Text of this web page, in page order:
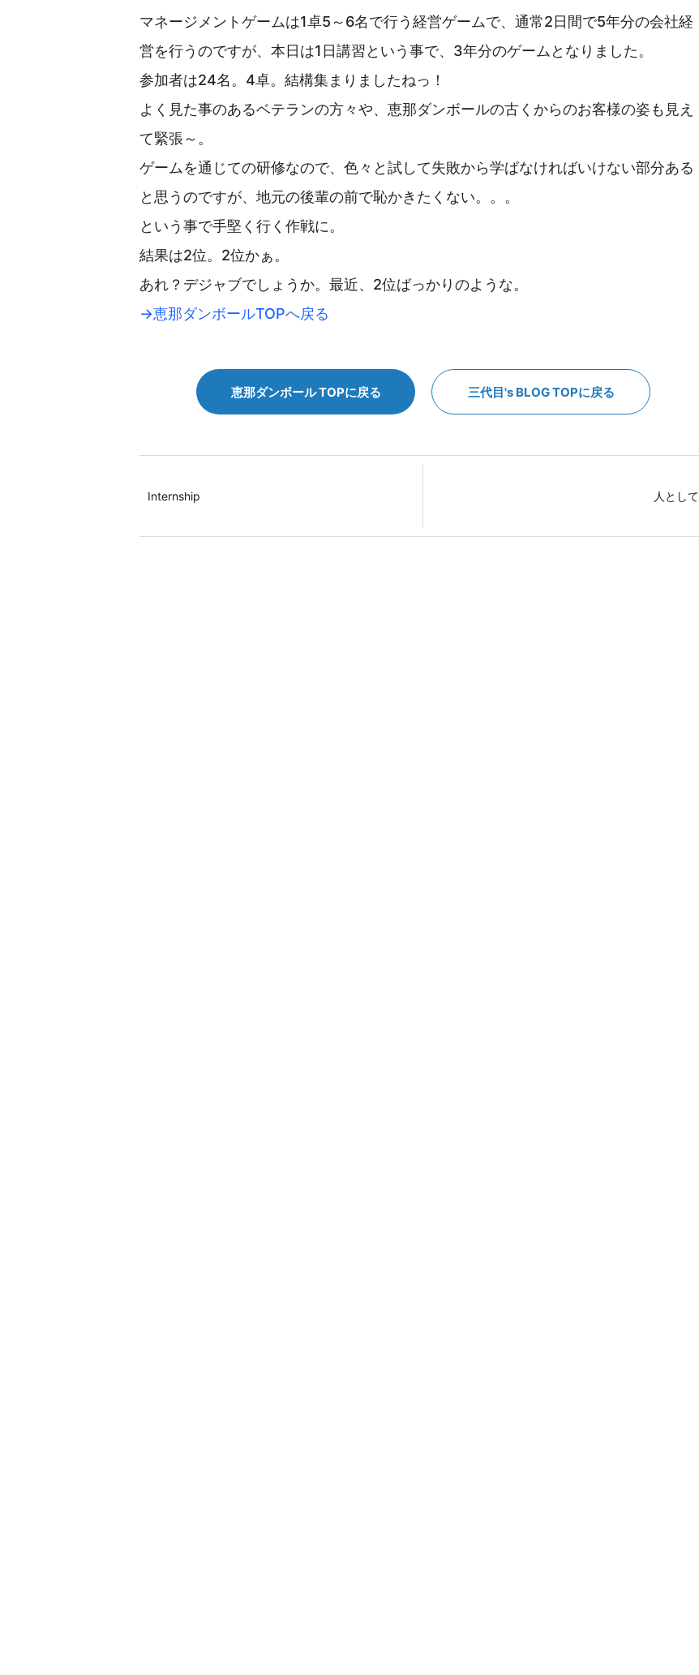
マネージメントゲームは1卓5～6名で行う経営ゲームで、通常2日間で5年分の会社経
営を行うのですが、本日は1日講習という事で、3年分のゲームとなりました。
参加者は24名。4卓。結構集まりましたねっ！
よく見た事のあるベテランの方々や、恵那ダンボールの古くからのお客様の姿も見え
て緊張～。
ゲームを通じての研修なので、色々と試して失敗から学ばなければいけない部分ある
と思うのですが、地元の後輩の前で恥かきたくない。。。
という事で手堅く行く作戦に。
結果は2位。2位かぁ。
あれ？デジャブでしょうか。最近、2位ばっかりのような。
→恵那ダンボールTOPへ戻る
恵那ダンボール TOPに戻る 三代目's BLOG TOPに戻る
Internship 人として